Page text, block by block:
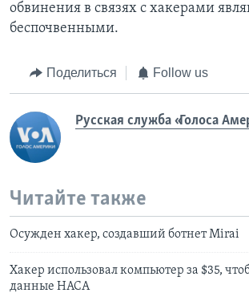
обвинения в связях с хакерами
беспочвенными.
Поделиться Follow us
Русская служба «Голоса
Читайте также
Осужден хакер, создавший ботнет Mirai
Хакер использовал компьютер за $35,
данные НАСА